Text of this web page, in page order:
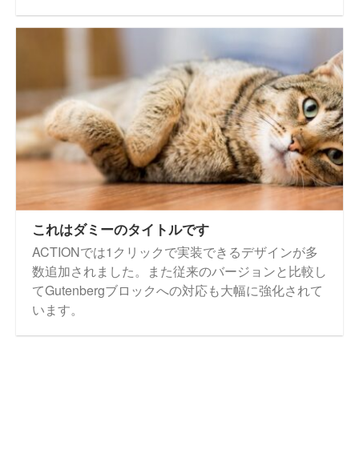
これはダミーのタイトルです
ACTIONでは1クリックで実装できるデザインが多
数追加されました。また従来のバージョンと比較し
てGutenbergブロックへの対応も大幅に強化されて
います。